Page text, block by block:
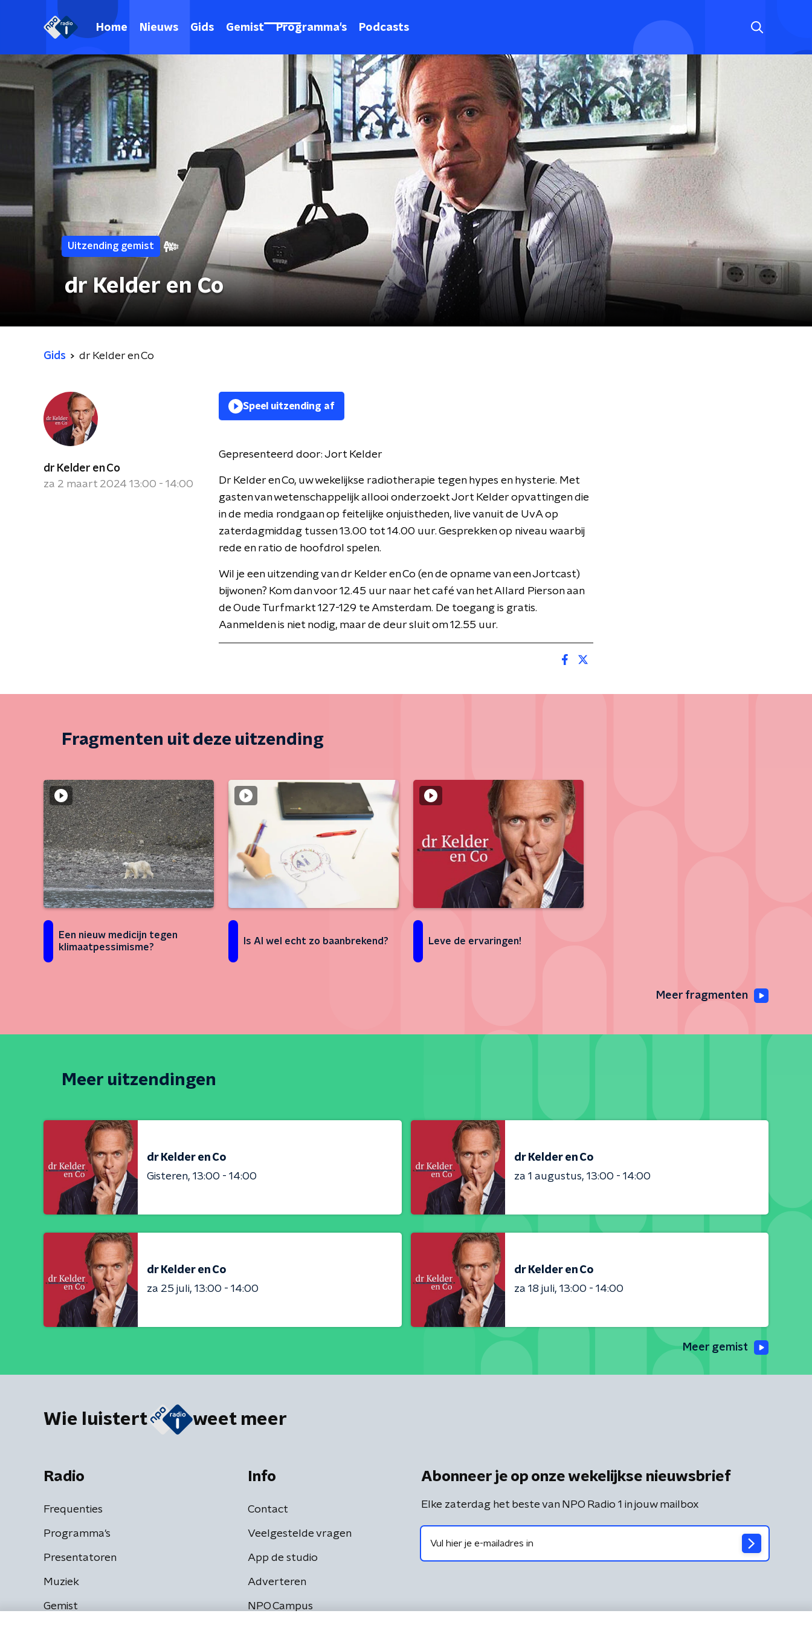
Home Nieuws Gids Gemist Programma's Podcasts
Uitzending gemist
dr Kelder en Co
Gids dr Kelder en Co
dr Kelder en Co
za 2 maart 2024 13:00 - 14:00
Speel uitzending af
Gepresenteerd door: Jort Kelder
Dr Kelder en Co, uw wekelijkse radiotherapie tegen hypes en hysterie. Met
gasten van wetenschappelijk allooi onderzoekt Jort Kelder opvattingen die
in de media rondgaan op feitelijke onjuistheden, live vanuit de UvA op
zaterdagmiddag tussen 13.00 tot 14.00 uur. Gesprekken op niveau waarbij
rede en ratio de hoofdrol spelen.
Wil je een uitzending van dr Kelder en Co (en de opname van een Jortcast)
bijwonen? Kom dan voor 12.45 uur naar het café van het Allard Pierson aan
de Oude Turfmarkt 127-129 te Amsterdam. De toegang is gratis.
Aanmelden is niet nodig, maar de deur sluit om 12.55 uur.
Fragmenten uit deze uitzending
Een nieuw medicijn tegen
klimaatpessimisme?
Is AI wel echt zo baanbrekend? Leve de ervaringen!
Meer fragmenten
Meer uitzendingen
dr Kelder en Co
Gisteren 13:00 - 14:00
dr Kelder en Co
za 1 augustus 13:00 - 14:00
dr Kelder en Co
za 25 juli 13:00 - 14:00
dr Kelder en Co
za 18 juli 13:00 - 14:00
Meer gemist
Wie luistert weet meer
Radio
Frequenties
Programma's
Presentatoren
Muziek
Gemist
Info
Contact
Veelgestelde vragen
App de studio
Adverteren
NPO Campus
Abonneer je op onze wekelijkse nieuwsbrief
Elke zaterdag het beste van NPO Radio 1 in jouw mailbox